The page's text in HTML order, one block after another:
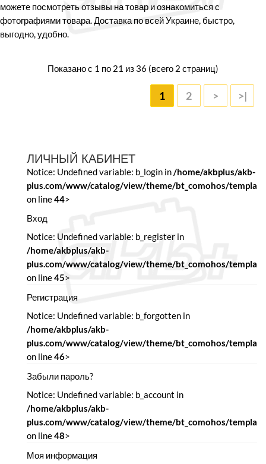
можете посмотреть отзывы на товар и ознакомиться с
фотографиями товара. Доставка по всей Украине, быстро,
выгодно, удобно.
Показано с 1 по 21 из 36 (всего 2 страниц)
1 2 > >|
ЛИЧНЫЙ КАБИНЕТ
Notice: Undefined variable: b_login in/home/akbplus/akb-
plus.com/www/catalog/view/theme/bt_comohos/
on line44>
Вход
Notice: Undefined variable: b_register in
/home/akbplus/akb-
plus.com/www/catalog/view/theme/bt_comohos/
on line45>
Регистрация
Notice: Undefined variable: b_forgotten in
/home/akbplus/akb-
plus.com/www/catalog/view/theme/bt_comohos/
on line46>
Забыли пароль?
Notice: Undefined variable: b_account in
/home/akbplus/akb-
plus.com/www/catalog/view/theme/bt_comohos/
on line48>
Моя информация